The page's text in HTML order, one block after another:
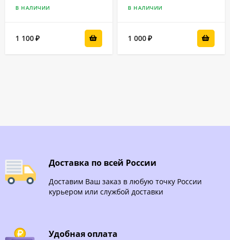
В НАЛИЧИИ
1 100₽
В НАЛИЧИИ
1 000₽
Доставка по всей России
Доставим Ваш заказ в любую точку России
курьером или службой доставки
Удобная оплата